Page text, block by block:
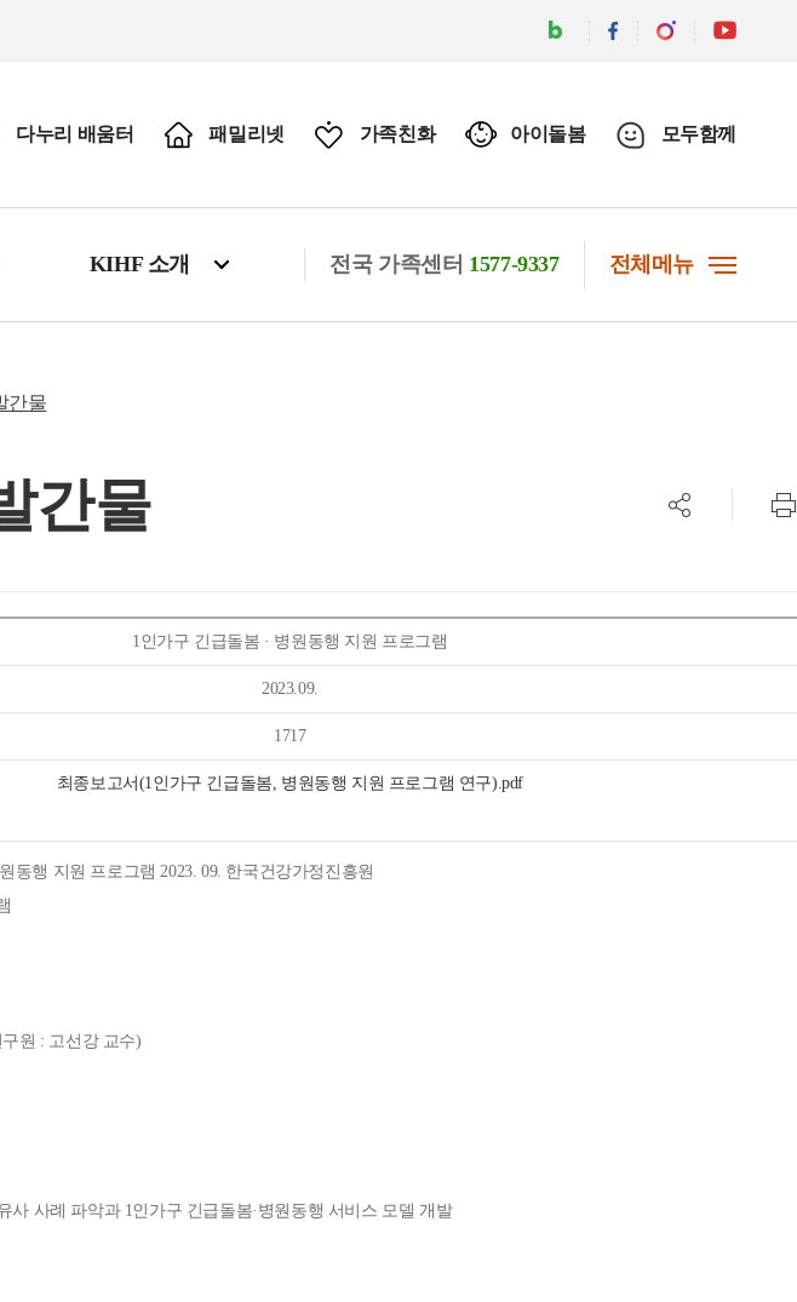
다누리 배움터 패밀리넷 가족친화 아이돌봄 모두함께
KIHF 소개 전국 가족센터 1577-9337 전체메뉴
간물
간물
공유하기
1인가구 긴급돌봄 · 병원동행 지원 프로그램
2023.09.
1717
최종보고서(1인가구 긴급돌봄, 병원동행 지원 프로그램 연구).pdf
원 : 고선강 교수)
사례 파악과 1인가구 긴급돌봄·병원동행 서비스 모델 개발